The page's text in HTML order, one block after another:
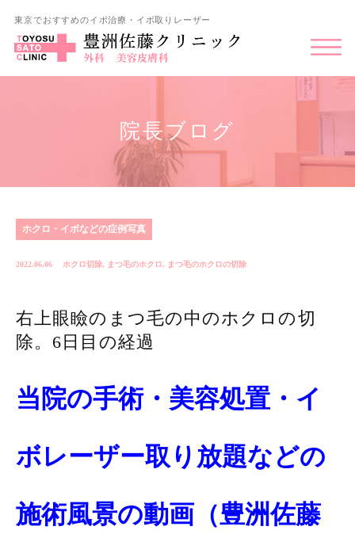
東京でおすすめのイボ治療・イボ取りレーザー
院長ブログ
ホクロ・イボなどの症例写真
2022.06.06 ホクロ切除, まつ毛のホクロ , まつ毛のホクロの切除
右上眼瞼のまつ毛の中のホクロの切
除。6日目の経過
当院の手術・美容処置・イ
ボレーザー取り放題などの
施術風景の動画（豊洲佐藤